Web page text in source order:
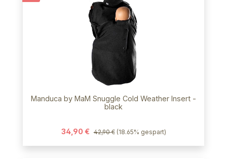
Manduca by MaM Snuggle Cold Weather Insert -
black
34,90 € 42,90 € (18.65% gespart)